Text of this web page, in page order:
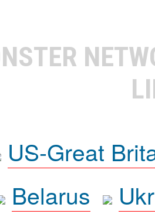
US-Great
Belarus